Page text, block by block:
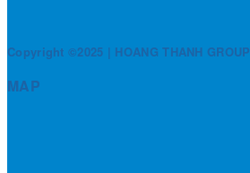
Copyright ©2025 | HOANG THANH GROUP
MAP